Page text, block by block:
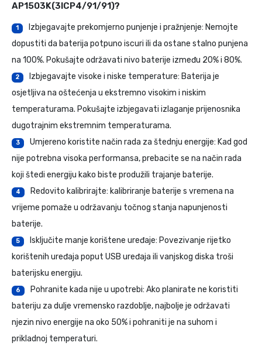
AP1503K(3ICP4/91/91)?
1
Izbjegavajte prekomjerno punjenje i pražnjenje: Nemojte
dopustiti da baterija potpuno iscuri ili da ostane stalno punjena
na 100%. Pokušajte održavati nivo baterije između 20% i 80%.
2
Izbjegavajte visoke i niske temperature: Baterija je
osjetljiva na oštećenja u ekstremno visokim i niskim
temperaturama. Pokušajte izbjegavati izlaganje prijenosnika
dugotrajnim ekstremnim temperaturama.
3
Umjereno koristite način rada za štednju energije: Kad god
nije potrebna visoka performansa, prebacite se na način rada
koji štedi energiju kako biste produžili trajanje baterije.
4
Redovito kalibrirajte: kalibriranje baterije s vremena na
vrijeme pomaže u održavanju točnog stanja napunjenosti
baterije.
5
Isključite manje korištene uređaje: Povezivanje rijetko
korištenih uređaja poput USB uređaja ili vanjskog diska troši
baterijsku energiju.
6
Pohranite kada nije u upotrebi: Ako planirate ne koristiti
bateriju za dulje vremensko razdoblje, najbolje je održavati
njezin nivo energije na oko 50% i pohraniti je na suhom i
prikladnoj temperaturi.